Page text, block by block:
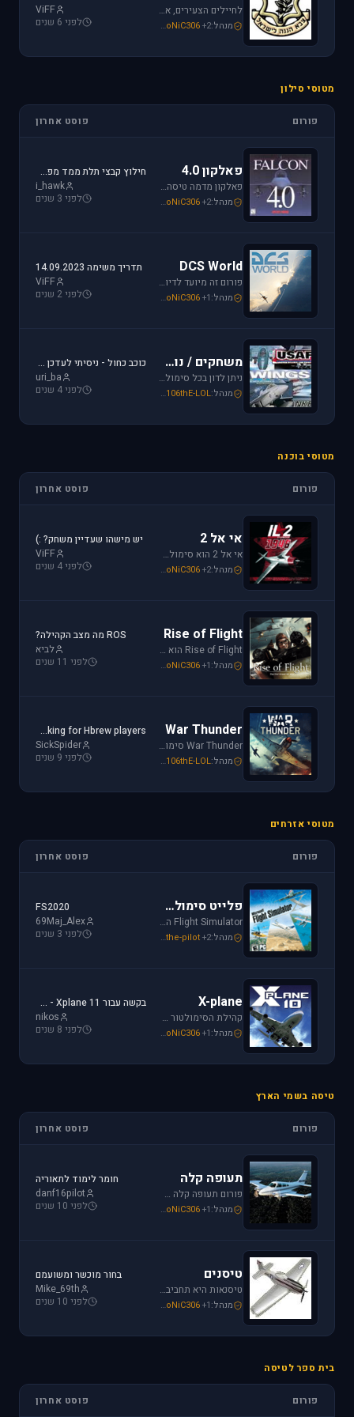
לחיילים הצעירים, אלו שעומדים ללבוש מדי זית ואלה שעדין קמים בבוקר לבית ספר, את כל הפרטים אודות הגיוס תמצאו כאן.
מנהל: loven SoNiC306+2
ViFF
לפני 6 שנים
מטוסי סילון
פורום פוסט אחרון
פאלקון 4.0
פאלקון מדמה טיסה בצורה ריאליסטית ומתקדמת במטוס ה-F-16. מתקשים? זקוקים לעזרה? רוצים לשתף תמונה או וידיאו מהטיסה שלכם ב- Falcon זהו הפורום המתאים.
מנהל: i_hawk SoNiC306+2
חילוץ קבצי תלת ממד מפאלקון
i_hawk
לפני 3 שנים
DCS World
פורום זה מיועד לדיון בסדרת הסימולטורים Digital Combat Simulator וכן בסדרת Lock On Modern Air Combat. מחפשים תמיכה? או סתם רוצים לשתף מידע ותמונות זהו המקום הנכון.
מנהל: SoNiC306+1
תדריך משימה 14.09.2023
ViFF
לפני 2 שנים
משחקים / נוסטלגיה
ניתן לדון בכל סימולטור טיסה או משחקים שאינם בגדר סימולטורים אשר אין להם פורום נפרד ובסימולטורים נוסטלגיים כגון: אף-15, אף-18, חיל האויר האמריקני, כוכב כחול - "חיל האויר הישראלי" וסטרייק פייטרס.
מנהל: Mike_69th ,106thE-LOL
כוכב כחול - ניסיתי לעדכן את לגירסה 1.1 וקיבלתי הודעת שגיאה.
uri_ba
לפני 4 שנים
מטוסי בוכנה
פורום פוסט אחרון
אי אל 2
אי אל 2 הוא סימולטור מלחמת העולם השניה מבית Oleg Maddox. טוס בספיטפייר ומוסטנג ושנה את ההיסטוריה במלחמות מעל שמי אירופה, צפון אפריקה והמזרח הרחוק.
מנהל: SoNiC306+2
יש מישהו שעדיין משחק? :)
ViFF
לפני 4 שנים
Rise of Flight
Rise of Flight הוא סימולטור מלחמת העולם הראשונה הטוב ביותר שיש! טוס בשמים הווירטואליים במטוסים האגדיים, Sopwith Camel, S.E.5a, Albatros D.Va וה-Fokker Dr.1 שטסו בהם אבירי מלחמת העולם. השמיים הווירטואליים צריכים אותך!
מנהל: Mike_69th SoNiC306+1
ROS מה מצב הקהילה?
לביא
לפני 11 שנים
War Thunder
War Thunder סימולטור טיסה קרבי השייך לתקופת מלחמת העולם השנייה, לכותר אפשרות לתפקד בקשת רחבה של רמות ריאליזם החל מאפשרות Arcade ועד לסימולטור של ממש.
מנהל: Mike_69th ,106thE-LOL
Looking for Hbrew players...
SickSpider
לפני 9 שנים
מטוסי אזרחים
פורום פוסט אחרון
פלייט סימולטור
Flight Simulator הוא סימולטור טיסה הפופולארי והריאליסטי ביותר בתחום התעופה האזרחית. שתף וקבל תמיכה עבור שדות תעופה, סינרים, צביעות ומטוסים עבור FSX ו-FS2004.
מנהל: Mike_69th ,the-pilot+2
FS2020
69Maj_Alex
לפני 3 שנים
X-plane
קהילת הסימולטור X-plane, סימולטור העתיד של התעופה האזרחית. בפורום תוכלו לקבל מידע ותמיכה. אז קדימה, תפסו את הג'ויסטיק והצטרפו לחוויה.
מנהל: Mike_69th SoNiC306+1
בקשה עבור Xplane 11 - צביעה של חברת ישראייר למטוס FF A320
nikos
לפני 8 שנים
טיסה בשמי הארץ
פורום פוסט אחרון
תעופה קלה
פורום תעופה קלה מתמחה בכל האפשרויות הקיימות: טייס ליום אחד, טיסה בשמי ישראל, חברות תעופה, בתי ספר לטיסה, רשיון טייס ואפילו טיסות רומנטיות.
מנהל: loven SoNiC306+1
חומר לימוד לתאוריה
danf16pilot
לפני 10 שנים
טיסנים
טיסנאות היא תחביב יקר, בואו לקבל תמיכה ומידע על טיסנים יד שניה, חנות טיסנים, טיסנים למתחילים וכמובן לשתף את החברים בחוויות. הצטרפו לפורום טיסנים!
מנהל: Iaf_Assaf SoNiC306+1
בחור מוכשר ומשועמם
Mike_69th
לפני 10 שנים
בית ספר לטיסה
פורום פוסט אחרון